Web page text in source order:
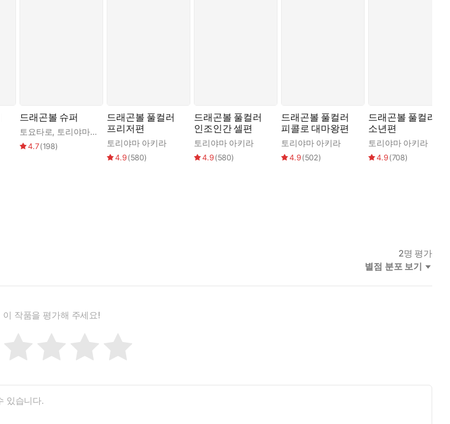
드래곤볼 슈퍼
토요타로, 토리야마 아키라
4.7(198)
드래곤볼 풀컬러
프리저편
토리야마 아키라
4.9(580)
드래곤볼 풀컬러
인조인간 셀편
토리야마 아키라
4.9(580)
드래곤볼 풀컬러
피콜로 대마왕편
토리야마 아키라
4.9(502)
드래곤볼 풀컬러
소년편
토리야마 아키라
4.9(708)
2명 평가
별점 분포 보기
이 작품을 평가해 주세요!